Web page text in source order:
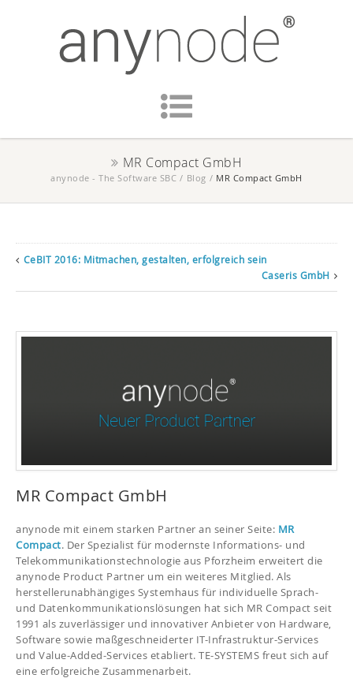
MR Compact GmbH
anynode - The Software SBC / Blog / MR Compact GmbH
CeBIT 2016: Mitmachen, gestalten, erfolgreich sein
Caseris GmbH
MR Compact GmbH
anynode mit einem starken Partner an seiner Seite: MR
Compact. Der Spezialist für modernste Informations- und
Telekommunikationstechnologie aus Pforzheim erweitert die
anynode Product Partner um ein weiteres Mitglied. Als
herstellerunabhängiges Systemhaus für individuelle Sprach-
und Datenkommunikationslösungen hat sich MR Compact seit
1991 als zuverlässiger und innovativer Anbieter von Hardware,
Software sowie maßgeschneiderter IT-Infrastruktur-Services
und Value-Added-Services etabliert. TE-SYSTEMS freut sich auf
eine erfolgreiche Zusammenarbeit.